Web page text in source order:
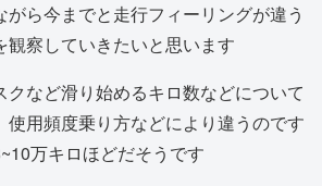
ら今までと走行フィーリングが違う
観察していきたいと思います
クなど滑り始めるキロ数などについて
使用頻度乗り方などにより違うのです
万キロほどだそうです